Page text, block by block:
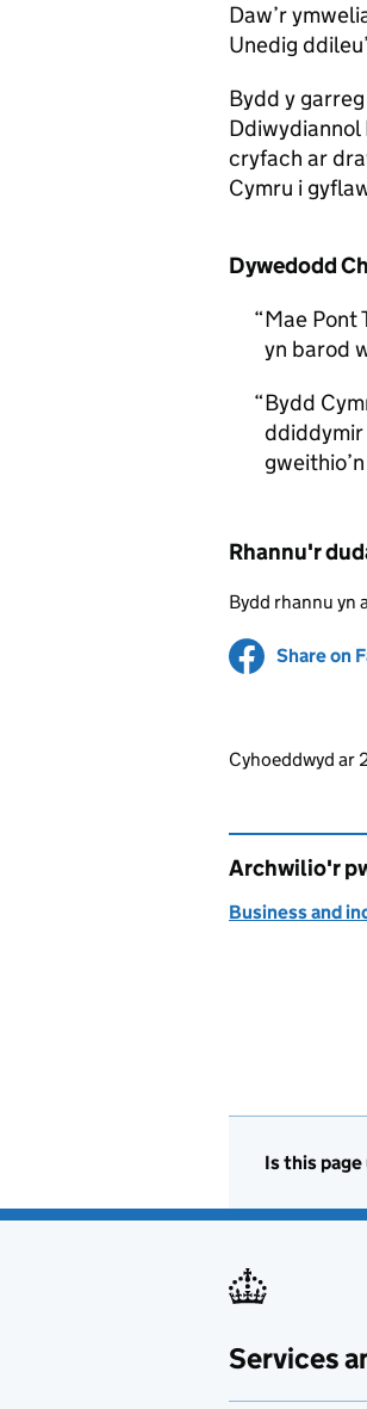
Daw’r
Unedig
Bydd y
cryfach ar
Cymru i
Dywedodd
Mae Pont
yn barod
Bydd
ddiddymir
Rhannu'r
Bydd rhannu yn
Share on
Updates
Cyhoeddwyd ar
Archwilio'r
Business and
Is this
Services